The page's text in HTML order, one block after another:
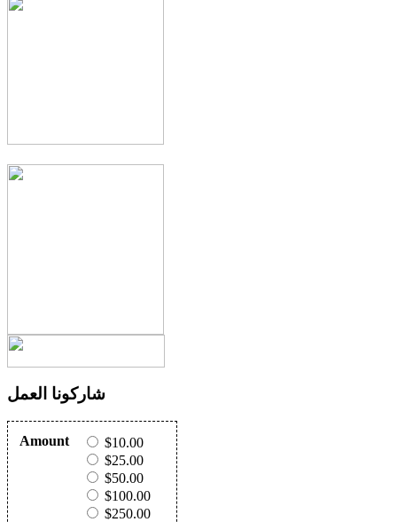
شاركونا العمل
Amount
$10.00
$25.00
$50.00
$100.00
$250.00